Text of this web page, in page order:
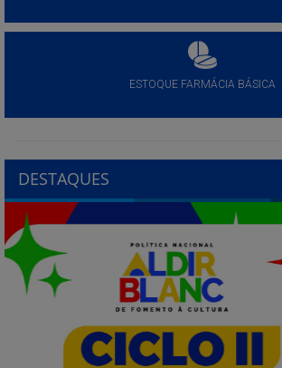
ESTOQUE FARMÁCIA BÁSICA
DESTAQUES